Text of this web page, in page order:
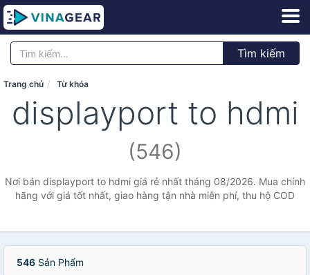
Tìm kiếm
Trang chủ Từ khóa
displayport to hdmi
(546)
Nơi bán displayport to hdmi giá rẻ nhất tháng 08/2026. Mua chính
hãng với giá tốt nhất, giao hàng tận nhà miễn phí, thu hộ COD
546 Sản Phẩm